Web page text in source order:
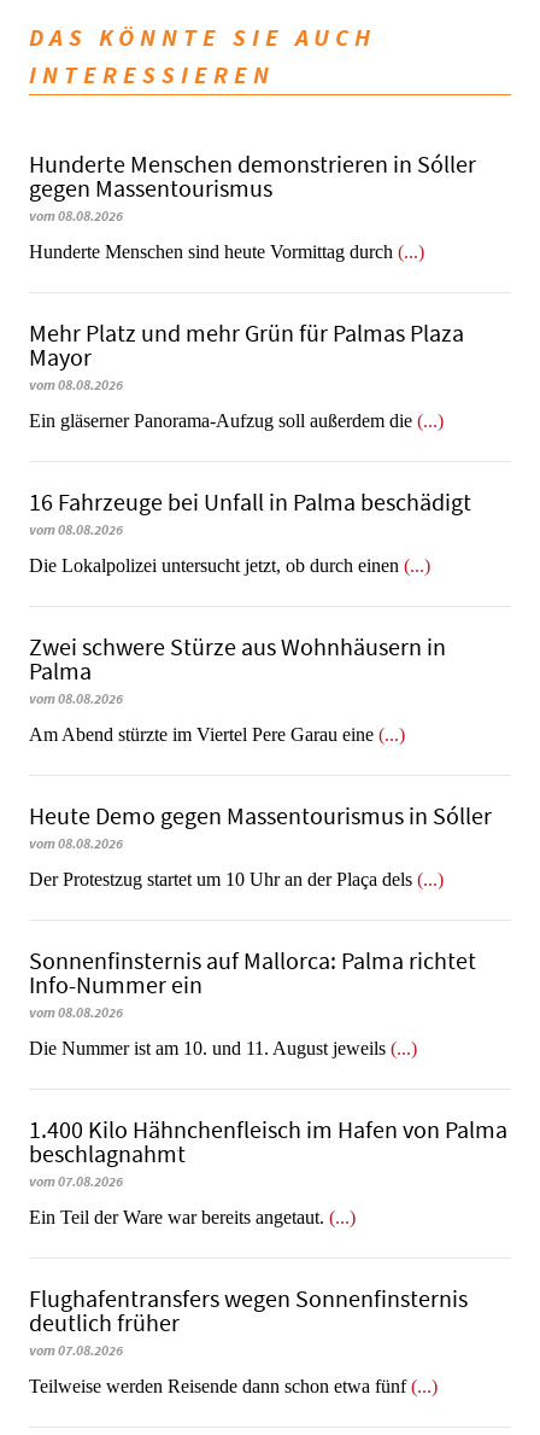
DAS KÖNNTE SIE AUCH
INTERESSIEREN
Hunderte Menschen demonstrieren in Sóller
gegen Massentourismus
vom 08.08.2026
Hunderte Menschen sind heute Vormittag durch (...)
Mehr Platz und mehr Grün für Palmas Plaza
Mayor
vom 08.08.2026
Ein gläserner Panorama-Aufzug soll außerdem die (...)
16 Fahrzeuge bei Unfall in Palma beschädigt
vom 08.08.2026
Die Lokalpolizei untersucht jetzt, ob durch einen (...)
Zwei schwere Stürze aus Wohnhäusern in
Palma
vom 08.08.2026
Am Abend stürzte im Viertel Pere Garau eine (...)
Heute Demo gegen Massentourismus in Sóller
vom 08.08.2026
Der Protestzug startet um 10 Uhr an der Plaça dels (...)
Sonnenfinsternis auf Mallorca: Palma richtet
Info-Nummer ein
vom 08.08.2026
Die Nummer ist am 10. und 11. August jeweils (...)
1.400 Kilo Hähnchenfleisch im Hafen von Palma
beschlagnahmt
vom 07.08.2026
​​​​​​​Ein Teil der Ware war bereits angetaut. (...)
Flughafentransfers wegen Sonnenfinsternis
deutlich früher
vom 07.08.2026
Teilweise werden Reisende dann schon etwa fünf(...)